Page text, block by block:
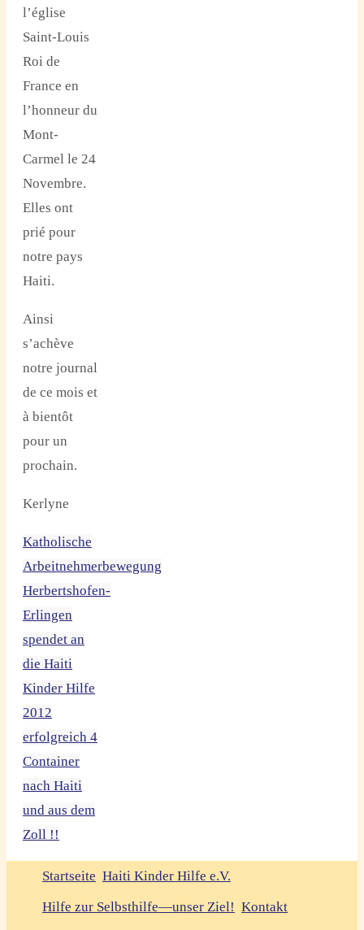
l’église
Saint-Louis
Roi de
France en
l’honneur du
Mont-
Carmel le 24
Novembre.
Elles ont
prié pour
notre pays
Haiti.
Ainsi
s’achève
notre journal
de ce mois et
à bientôt
pour un
prochain.
Kerlyne
Katholische
Arbeitnehmerbewegung
Herbertshofen-
Erlingen
spendet an
die Haiti
Kinder Hilfe
2012
erfolgreich 4
Container
nach Haiti
und aus dem
Zoll !!
Startseite Haiti Kinder Hilfe e.V.
Hilfe zur Selbsthilfe—unser Ziel! Kontakt